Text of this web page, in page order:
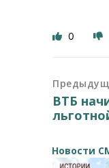
0
ВТБ
Новости